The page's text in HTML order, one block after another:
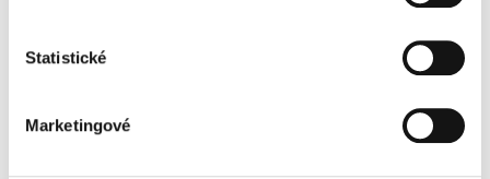
Statistické
Marketingové
barva